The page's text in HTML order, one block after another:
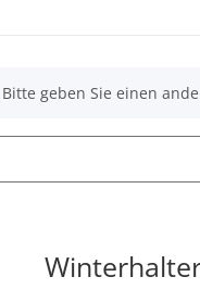
geben Sie einen